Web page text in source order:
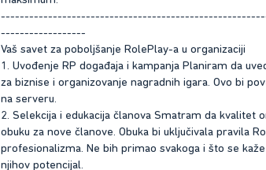
------------------
Vaš savet za poboljšanje RolePlay-a u organizaciji
1. Uvođenje RP događaja i kampanja Planiram da
za biznise i organizovanje nagradnih igara. Ovo bi
na serveru.
2. Selekcija i edukacija članova Smatram da kvalitet
obuku za nove članove. Obuka bi uključivala pravila
profesionalizma. Ne bih primao svakoga i što se
njihov potencijal.